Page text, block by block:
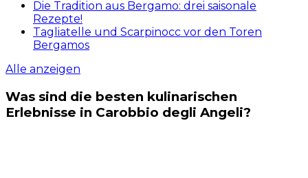
Die Tradition aus Bergamo: drei saisonale
Rezepte!
Tagliatelle und Scarpinocc vor den Toren
Bergamos
Alle anzeigen
Was sind die besten kulinarischen
Erlebnisse in Carobbio degli Angeli?